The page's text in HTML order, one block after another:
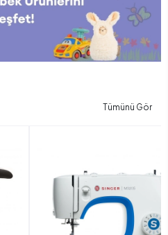
Tümünü Gör